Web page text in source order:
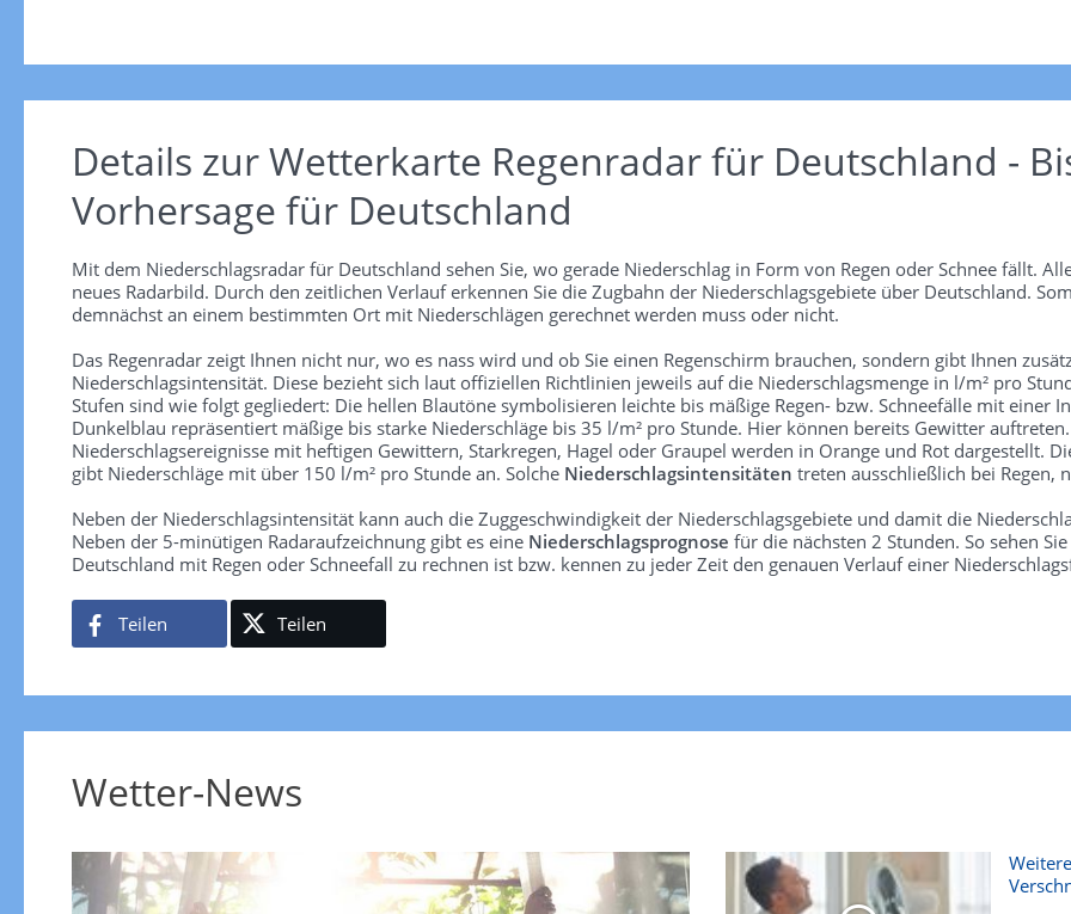
Details zur Wetterkarte Regenradar für Deutschland -
Vorhersage für Deutschland
Mit dem Niederschlagsradar für Deutschland sehen Sie, wo gerade Niederschlag in Form von Regen oder Schnee fällt.
neues Radarbild. Durch den zeitlichen Verlauf erkennen Sie die Zugbahn der Niederschlagsgebiete über Deutschland.
demnächst an einem bestimmten Ort mit Niederschlägen gerechnet werden muss oder nicht.
Das Regenradar zeigt Ihnen nicht nur, wo es nass wird und ob Sie einen Regenschirm brauchen, sondern gibt Ihnen
Niederschlagsintensität. Diese bezieht sich laut offiziellen Richtlinien jeweils auf die Niederschlagsmenge in l/m² pro
Stufen sind wie folgt gegliedert: Die hellen Blautöne symbolisieren leichte bis mäßige Regen- bzw. Schneefälle mit einer
Dunkelblau repräsentiert mäßige bis starke Niederschläge bis 35 l/m² pro Stunde. Hier können bereits Gewitter
Niederschlagsereignisse mit heftigen Gewittern, Starkregen, Hagel oder Graupel werden in Orange und Rot dargestellt.
gibt Niederschläge mit über 150 l/m² pro Stunde an. Solche Niederschlagsintensitäten treten ausschließlich bei Regen,
Neben der Niederschlagsintensität kann auch die Zuggeschwindigkeit der Niederschlagsgebiete und damit die
Neben der 5-minütigen Radaraufzeichnung gibt es eine Niederschlagsprognose für die nächsten 2 Stunden. So sehen
Deutschland mit Regen oder Schneefall zu rechnen ist bzw. kennen zu jeder Zeit den genauen Verlauf einer
Teilen Teilen
Wetter-News